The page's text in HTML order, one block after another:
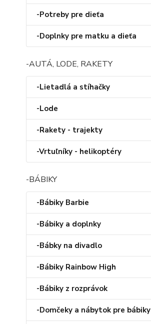
-Potreby pre dieťa
-Doplnky pre matku a dieťa
-AUTÁ, LODE, RAKETY
-Lietadlá a stíhačky
-Lode
-Rakety - trajekty
-Vrtuľníky - helikoptéry
-BÁBIKY
-Bábiky Barbie
-Bábiky a doplnky
-Bábky na divadlo
-Bábiky Rainbow High
-Bábiky z rozprávok
-Domčeky a nábytok pre bábiky